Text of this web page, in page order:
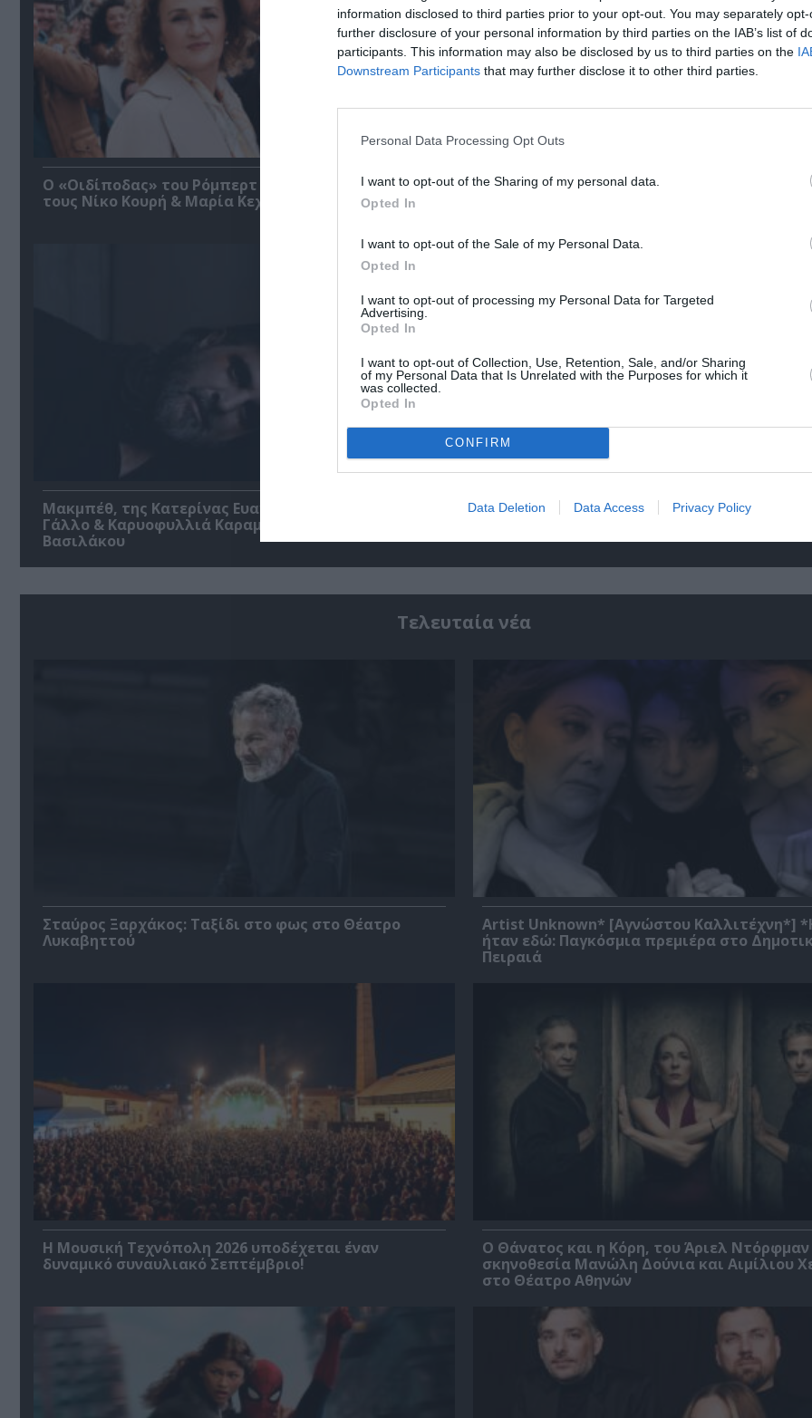
information disclosed to third parties prior to your opt-out. You may separately
further disclosure of your personal information by third parties on the IAB’s list of
participants. This information may also be disclosed by us to third parties on the
Downstream Participants that may further disclose it to other third parties.
Personal Data Processing Opt Outs
I want to opt-out of the Sharing of my personal data.
Opted In
I want to opt-out of the Sale of my Personal Data.
Opted In
I want to opt-out of processing my Personal Data for Targeted
Advertising.
Opted In
I want to opt-out of Collection, Use, Retention, Sale, and/or Sharing
of my Personal Data that Is Unrelated with the Purposes for which it
was collected.
Opted In
CONFIRM
Data Deletion Data Access Privacy Policy
O «Οιδίποδας» του Ρόμπερτ Άικ ξανά στη Στέγη – Με
τους Νίκο Κουρή & Μαρία Κεχαγιόγλου
Θεοδώρα, Αυτοκράτειρα του Βυζαντίου: Η
Μακμπέθ, της Κατερίνας Ευαγγελάτου με Γιώργο
Γάλλο & Καρυοφυλλιά Καραμπέτη στο Θέατρο
Βασιλάκου
32οι Πλοές – Το Αίνιγμα της Εικόνας:
Τελευταία νέα
Σταύρος Ξαρχάκος: Ταξίδι στο φως στο Θέατρο
Λυκαβηττού
Artist Unknown* [Αγνώστου Καλλιτέχνη*]
ήταν εδώ: Παγκόσμια πρεμιέρα στο
Πειραιά
Η Μουσική Τεχνόπολη 2026 υποδέχεται έναν
δυναμικό συναυλιακό Σεπτέμβριο!
Ο Θάνατος και η Κόρη, του Άριελ
σκηνοθεσία Μανώλη Δούνια και Αιμίλιου
στο Θέατρο Αθηνών